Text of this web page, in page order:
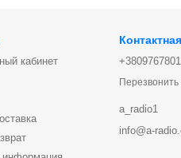
кабинет
a_radio1
info@a-